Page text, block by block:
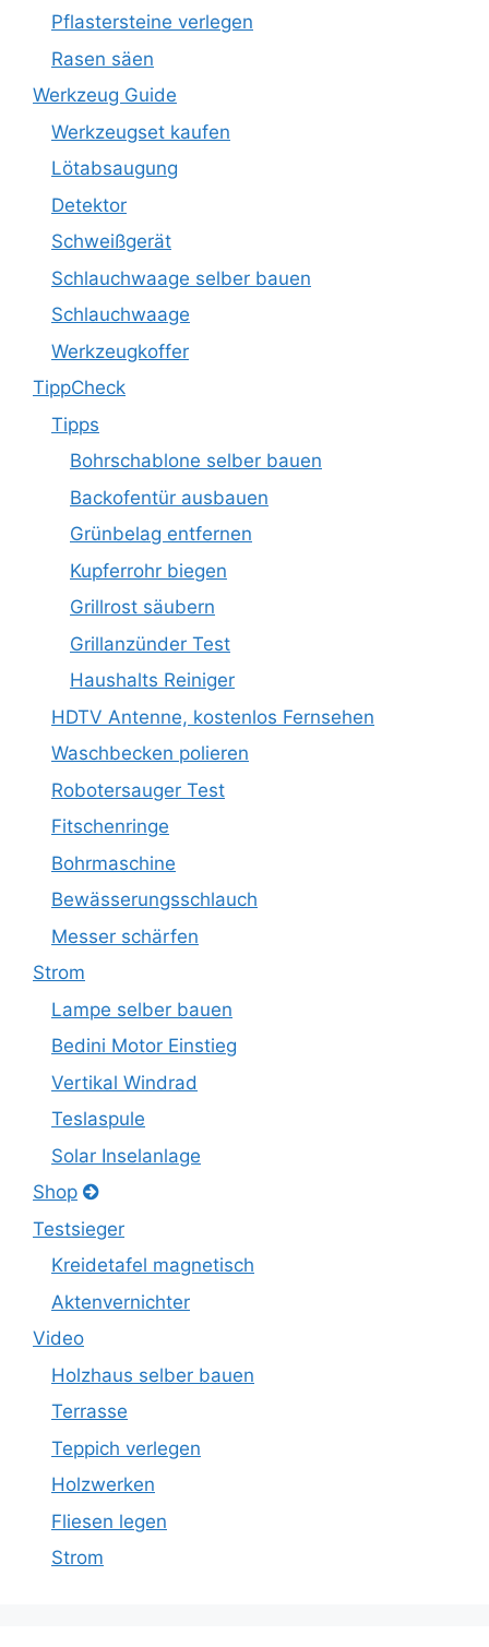
Pflastersteine verlegen
Rasen säen
Werkzeug Guide
Werkzeugset kaufen
Lötabsaugung
Detektor
Schweißgerät
Schlauchwaage selber bauen
Schlauchwaage
Werkzeugkoffer
TippCheck
Tipps
Bohrschablone selber bauen
Backofentür ausbauen
Grünbelag entfernen
Kupferrohr biegen
Grillrost säubern
Grillanzünder Test
Haushalts Reiniger
HDTV Antenne, kostenlos Fernsehen
Waschbecken polieren
Robotersauger Test
Fitschenringe
Bohrmaschine
Bewässerungsschlauch
Messer schärfen
Strom
Lampe selber bauen
Bedini Motor Einstieg
Vertikal Windrad
Teslaspule
Solar Inselanlage
Shop
Testsieger
Kreidetafel magnetisch
Aktenvernichter
Video
Holzhaus selber bauen
Terrasse
Teppich verlegen
Holzwerken
Fliesen legen
Strom